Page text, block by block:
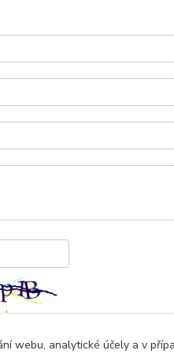
webu, analytické účely a v